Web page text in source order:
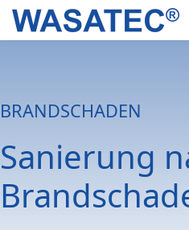
BRANDSCHADEN
Sanierung